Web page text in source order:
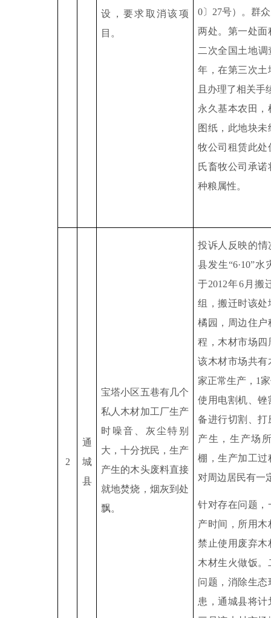
设，要求取消该项
目。
0〕 27号）。群
两处。第一处面
二次全国土地
年，在第三次
且办理了相关手
永久基本农田
图纸，此地块
牧公司租赁此
氏畜牧公司承
种粮属性。
2
通
城
县
宝塔小区五巷有几个
私人木材加工厂生产
时噪音、灰尘特别
大，十分扰民，生产
产生的木头废料直接
就地焚烧，烟灰到处
飘。
投诉人反映的情
县发生“6·10”水
于2012年6月搬
组，搬迁时该
橘园，周边住
程，木材市场
该木材市场共有
家正常生产， 1
使用电割机、
备进行切割、
产生，生产场
棚，生产加工
对周边居民有一
针对存在问题
产时间，所用
禁止使用废弃
木材生火做饭
问题，消除生
患，通城县将